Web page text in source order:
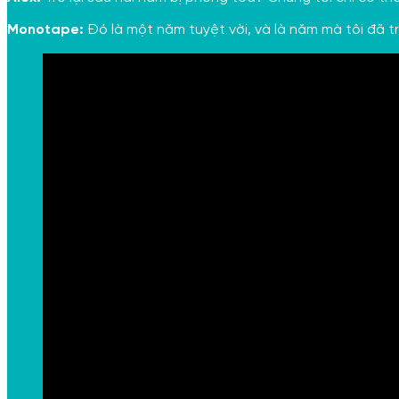
Monotape: Đó là một năm tuyệt vời, và là năm mà tôi đã